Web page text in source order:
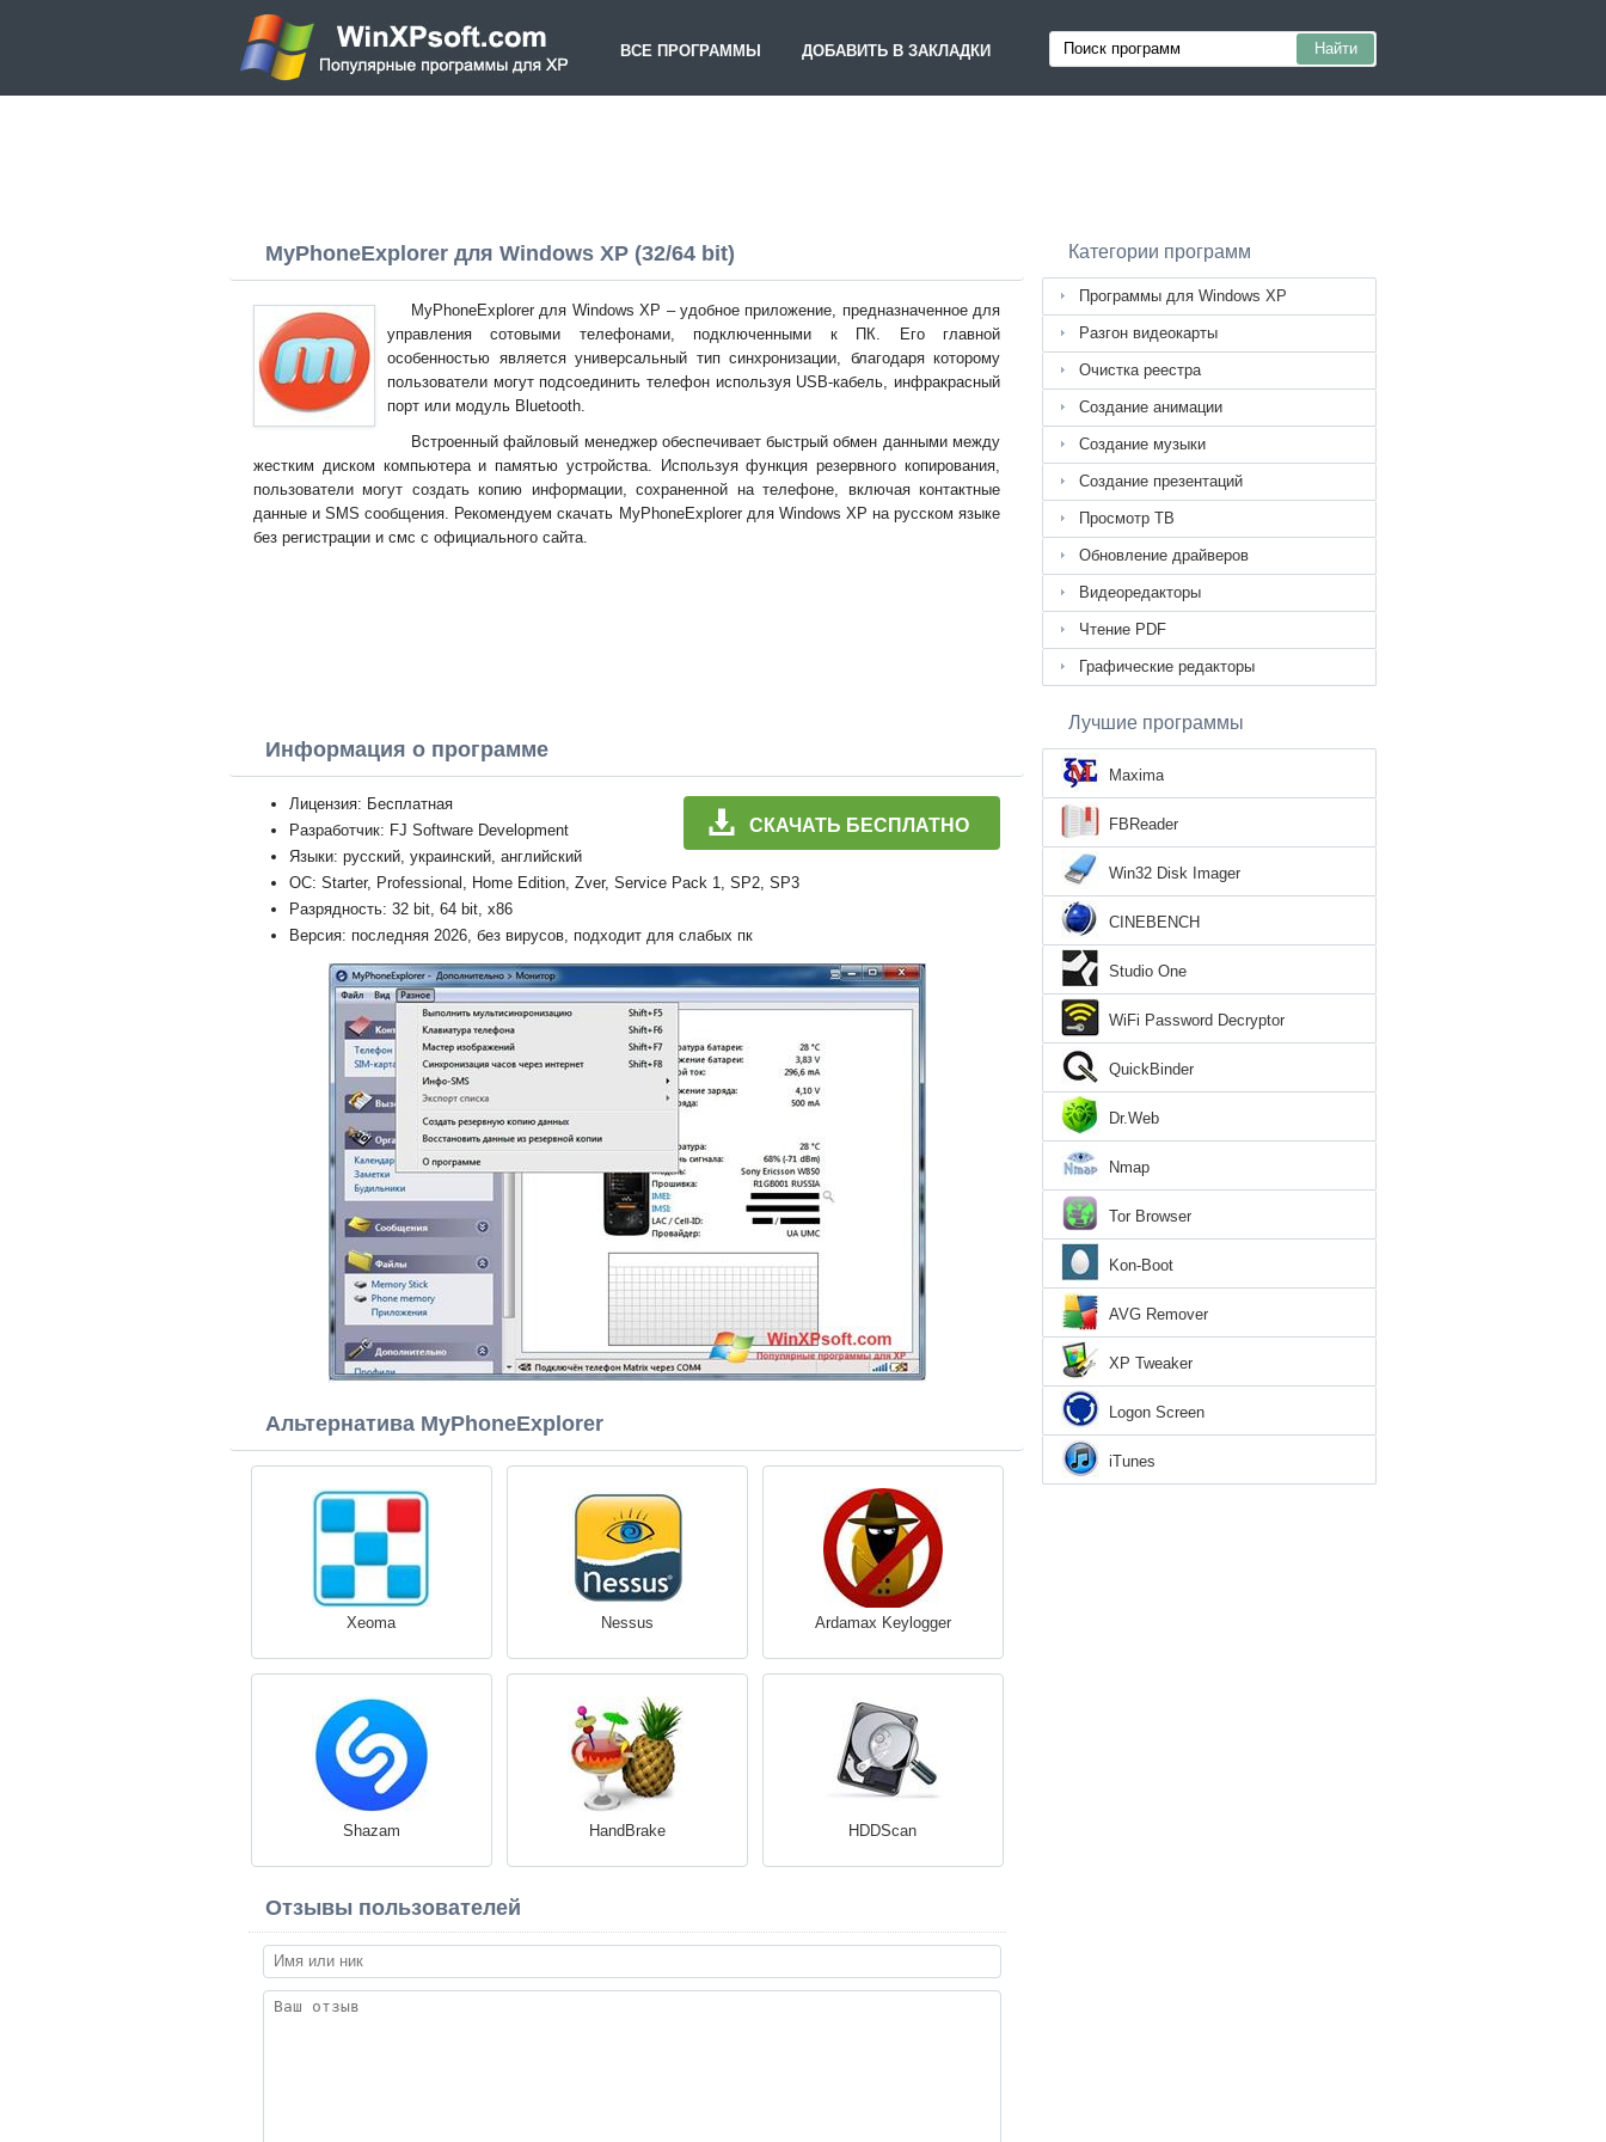
ВСЕ ПРОГРАММЫ ДОБАВИТЬ В ЗАКЛАДКИ
MyPhoneExplorer для Windows XP (32/64 bit)
MyPhoneExplorer для Windows XP – удобное приложение, предназначенное для
управления сотовыми телефонами, подключенными к ПК. Его главной
особенностью является универсальный тип синхронизации, благодаря которому
пользователи могут подсоединить телефон используя USB-кабель, инфракрасный
порт или модуль Bluetooth.
Встроенный файловый менеджер обеспечивает быстрый обмен данными между
жестким диском компьютера и памятью устройства. Используя функция резервного копирования,
пользователи могут создать копию информации, сохраненной на телефоне, включая контактные
данные и SMS сообщения. Рекомендуем скачать MyPhoneExplorer для Windows XP на русском языке
без регистрации и смс с официального сайта.
Информация о программе
СКАЧАТЬ БЕСПЛАТНО
Лицензия: Бесплатная
Разработчик: FJ Software Development
Языки: русский, украинский, английский
ОС: Starter, Professional, Home Edition, Zver, Service Pack 1, SP2, SP3
Разрядность: 32 bit, 64 bit, x86
Версия: последняя 2026, без вирусов, подходит для слабых пк
Альтернатива MyPhoneExplorer
Xeoma Nessus Ardamax Keylogger
Shazam HandBrake HDDScan
Отзывы пользователей
Категории программ
Программы для Windows XP
Разгон видеокарты
Очистка реестра
Создание анимации
Создание музыки
Создание презентаций
Просмотр ТВ
Обновление драйверов
Видеоредакторы
Чтение PDF
Графические редакторы
Лучшие программы
Maxima
FBReader
Win32 Disk Imager
CINEBENCH
Studio One
WiFi Password Decryptor
QuickBinder
Dr.Web
Nmap
Tor Browser
Kon-Boot
AVG Remover
XP Tweaker
Logon Screen
iTunes